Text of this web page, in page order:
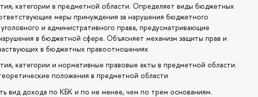
категории в предметной области. Определяет виды бюджетных
меры принуждения за нарушения бюджетного
и административного права, предусматривающие
в бюджетной сфере. Объясняет механизм защиты прав и
в бюджетных правоотношениях
категории и нормативные правовые акты в предметной области.
положения в предметной области
вид дохода по КБК и по не менее, чем по трем основаниям.